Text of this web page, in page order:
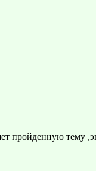
пройденную тему